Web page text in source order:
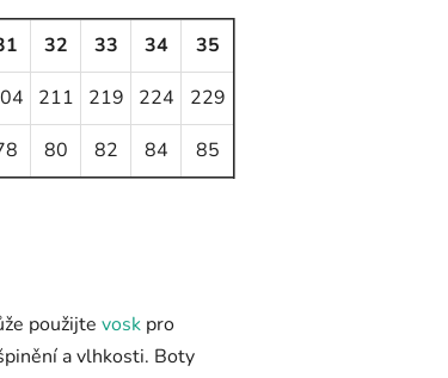
32 33 34
35
211 219 224
229
80 82 84 85
použijte vosk pro
a vlhkosti. Boty